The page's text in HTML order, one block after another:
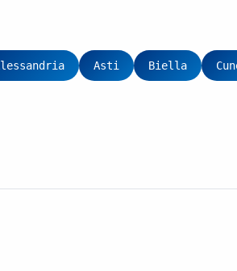
Asti Biella